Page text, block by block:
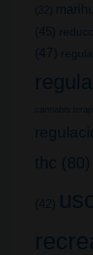
(32)
(45)
(47)
cannabis
thc (80)
(42)